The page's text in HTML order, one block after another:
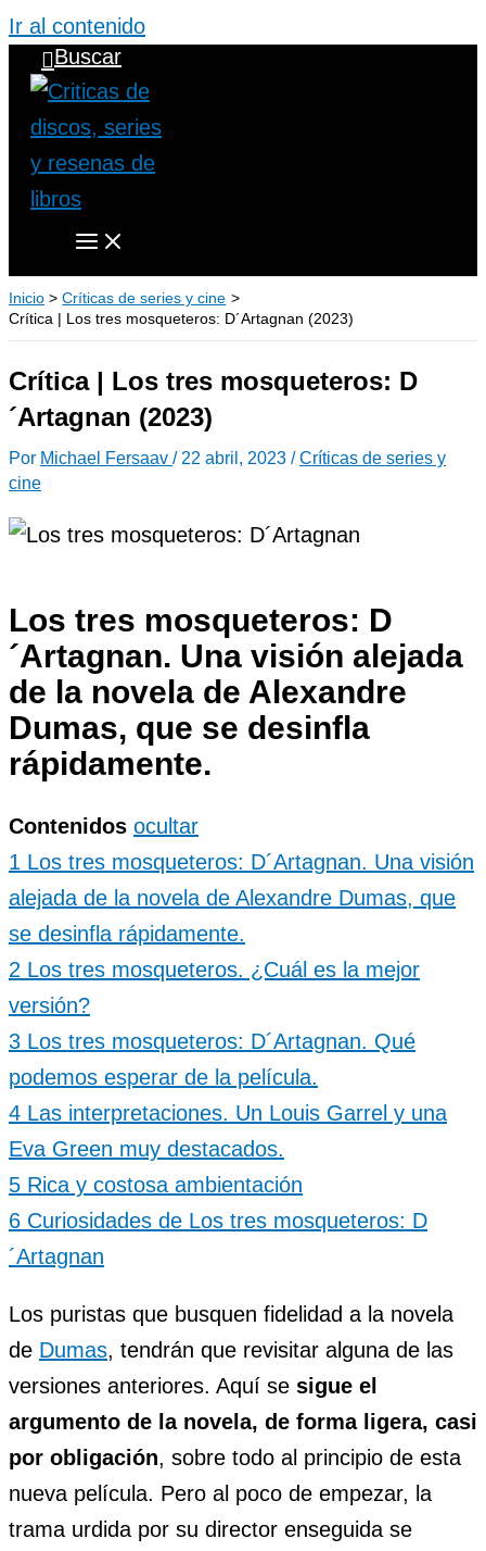
Ir al contenido
Buscar
Inicio
Críticas de series y cine
Crítica | Los tres mosqueteros: D´Artagnan (2023)
Crítica | Los tres mosqueteros: D
´Artagnan (2023)
Por Michael Fersaav / 22 abril, 2023 /Críticas de series y
cine
Los tres mosqueteros: D
´Artagnan. Una visión alejada
de la novela de Alexandre
Dumas, que se desinfla
rápidamente.
Contenidos ocultar
1 Los tres mosqueteros: D´Artagnan. Una visión
alejada de la novela de Alexandre Dumas, que
se desinfla rápidamente.
2 Los tres mosqueteros. ¿Cuál es la mejor
versión?
3 Los tres mosqueteros: D´Artagnan. Qué
podemos esperar de la película.
4 Las interpretaciones. Un Louis Garrel y una
Eva Green muy destacados.
5 Rica y costosa ambientación
6 Curiosidades de Los tres mosqueteros: D
´Artagnan
Los puristas que busquen fidelidad a la novela
de Dumas, tendrán que revisitar alguna de las
versiones anteriores. Aquí se sigue el
argumento de la novela, de forma ligera, casi
por obligación, sobre todo al principio de esta
nueva película. Pero al poco de empezar, la
trama urdida por su director enseguida se